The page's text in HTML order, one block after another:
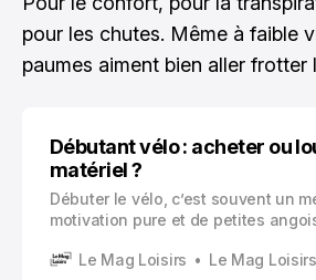
pour les chutes. Même à faible
paumes aiment bien aller frotter
Débutant vélo : acheter ou
matériel ?
Débuter le vélo, c’est souvent un
motivation pure et de petites
Le Mag Loisirs
Le Mag Loisirs